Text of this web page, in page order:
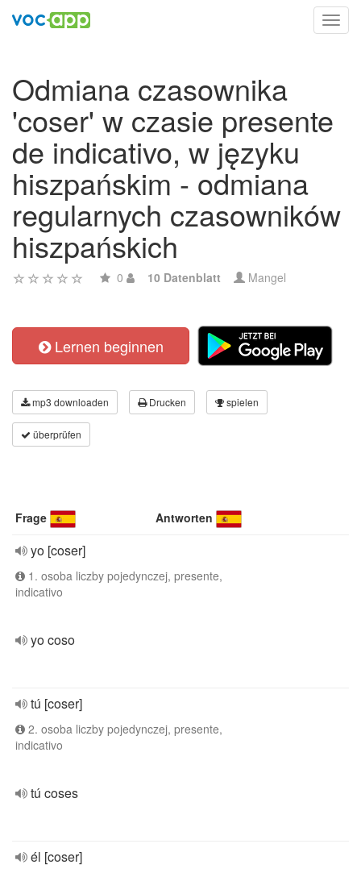
Odmiana czasownika
'coser' w czasie presente
de indicativo, w języku
hiszpańskim - odmiana
regularnych czasowników
hiszpańskich
0 10 Datenblatt Mangel
Lernen beginnen
mp3 downloaden Drucken spielen
überprüfen
Frage Antworten
yo [coser]
1. osoba liczby pojedynczej, presente,
indicativo
yo coso
tú [coser]
2. osoba liczby pojedynczej, presente,
indicativo
tú coses
él [coser]